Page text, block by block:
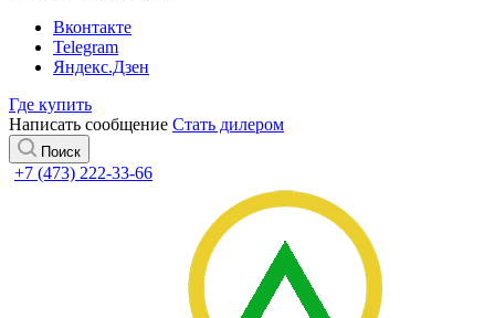
Вконтакте
Telegram
Яндекс.Дзен
Где купить
Написать сообщение Стать дилером
Поиск
+7 (473) 222-33-66